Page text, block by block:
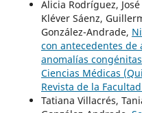
Alicia Rodríguez,
Kléver Sáenz,
González-Andrade,
con antecedentes de
anomalías congénitas
Ciencias Médicas
Revista de la
Tatiana Villacrés,